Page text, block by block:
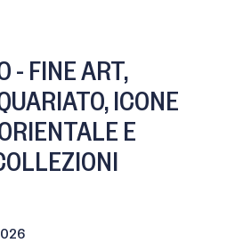
- FINE ART,
ICONE
E